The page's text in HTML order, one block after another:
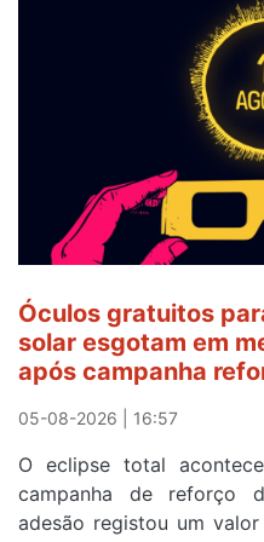
ser
o
quarto
a
a
meta
em
Sintra
primeira
etapa
da
Óculos gratuitos
solar esgotam em
após campanha
05-08-2026 | 16:57
O eclipse total
campanha de reforço
adesão registou um